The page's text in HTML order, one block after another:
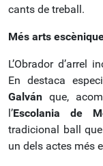
cants de treball.
Més arts
L’Obrador d’arrel
En destaca
Galván que,
l’Escolania de
tradicional ball
un dels actes més